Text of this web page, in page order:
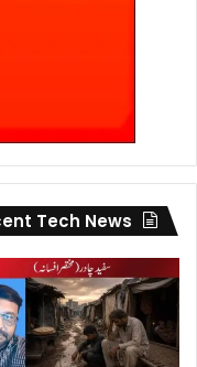
Tech News